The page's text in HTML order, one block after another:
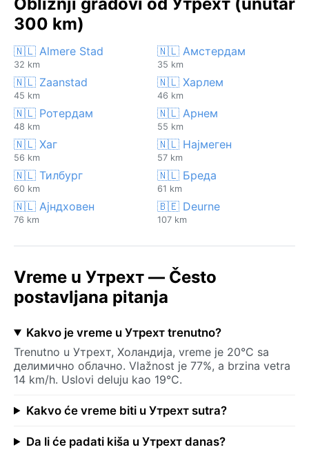
300 km)
🇳🇱 Almere Stad
32 km
🇳🇱 Амстердам
35 km
🇳🇱 Zaanstad
45 km
🇳🇱 Харлем
46 km
🇳🇱 Ротердам
48 km
🇳🇱 Арнем
55 km
🇳🇱 Хаг
56 km
🇳🇱 Најмеген
57 km
🇳🇱 Тилбург
60 km
🇳🇱 Бреда
61 km
🇳🇱 Ајндховен
76 km
🇧🇪 Deurne
107 km
Vreme u Утрехт — Često
postavljana pitanja
Kakvo je vreme u Утрехт trenutno?
Trenutno u Утрехт, Холандија, vreme je 20°C sa
делимично облачно. Vlažnost je 77%, a brzina vetra
14 km/h. Uslovi deluju kao 19°C.
Kakvo će vreme biti u Утрехт sutra?
Da li će padati kiša u Утрехт danas?